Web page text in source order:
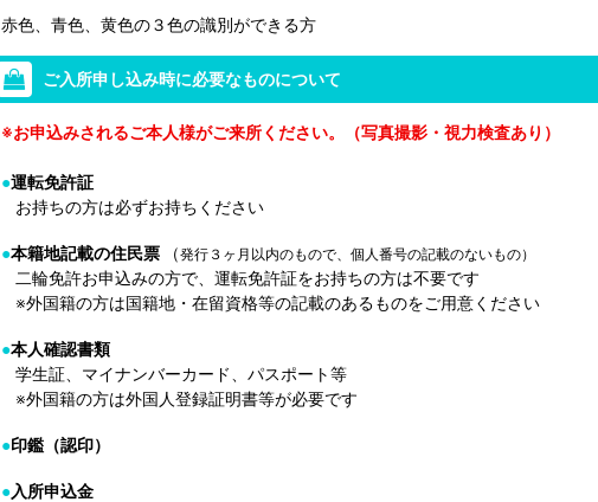
赤色、青色、黄色の３色の識別ができる方
ご入所申し込み時に必要なものについて
※お申込みされるご本人様がご来所ください。（写真撮影・視力検査あり）
●運転免許証
お持ちの方は必ずお持ちください
●本籍地記載の住民票 （発行３ヶ月以内のもので、個人番号の記載のないもの）
二輪免許お申込みの方で、運転免許証をお持ちの方は不要です
※外国籍の方は国籍地・在留資格等の記載のあるものをご用意ください
●本人確認書類
学生証、マイナンバーカード、パスポート等
※外国籍の方は外国人登録証明書等が必要です
●印鑑（認印）
●入所申込金